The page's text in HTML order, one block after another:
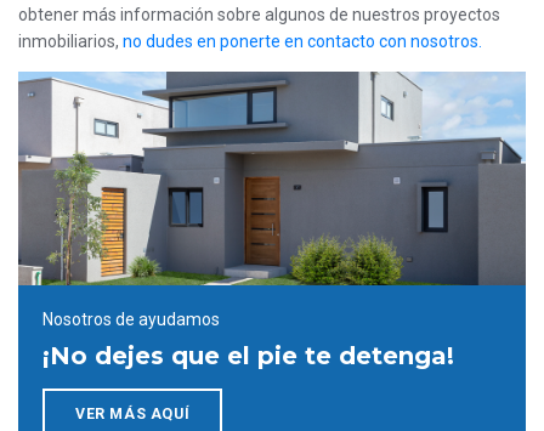
obtener más información sobre algunos de nuestros proyectos
inmobiliarios, no dudes en ponerte en contacto con nosotros.
Nosotros de ayudamos
¡No dejes que el pie te detenga!
VER MÁS AQUÍ